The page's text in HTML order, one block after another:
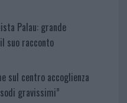
Palau: grande
suo racconto
sul centro accoglienza
gravissimi”